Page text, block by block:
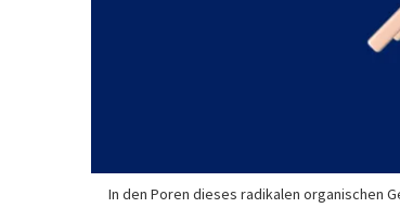
In den Poren dieses radikalen organischen